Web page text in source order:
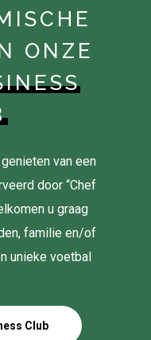
ONZE
van een
door “Chef
u graag
familie en/of
unieke voetbal
Club